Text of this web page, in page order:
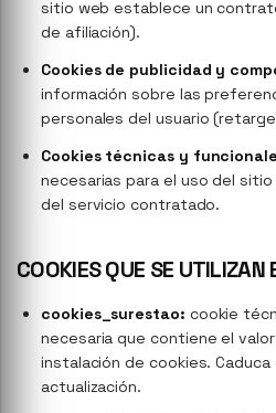
sitio web establece un
de afiliación).
Cookies de publicidad y
información sobre las
personales del usuario
Cookies técnicas y
necesarias para el uso del
del servicio contratado.
COOKIES QUE SE UTILIZAN
cookies_surestao: cookie
necesaria que contiene el
instalación de cookies. Caduca
actualización.